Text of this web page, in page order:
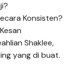
Konsisten?
Shaklee,
yang di buat.